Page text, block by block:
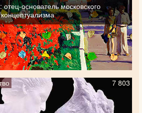
основатель московского
концептуализма
7 803